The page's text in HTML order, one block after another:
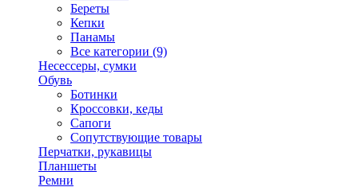
Береты
Кепки
Панамы
Все категории (9)
Несессеры, сумки
Обувь
Ботинки
Кроссовки, кеды
Сапоги
Сопутствующие товары
Перчатки, рукавицы
Планшеты
Ремни